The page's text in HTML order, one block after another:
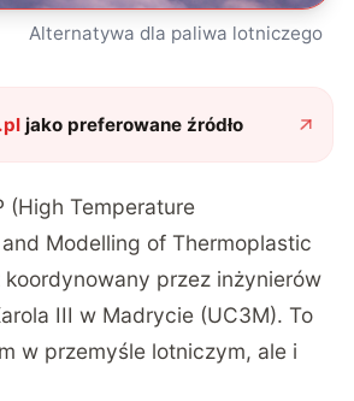
Alternatywa dla paliwa lotniczego
jako preferowane źródło
(High Temperature
Modelling of Thermoplastic
przez inżynierów
III w Madrycie (UC3M). To
w przemyśle lotniczym, ale i